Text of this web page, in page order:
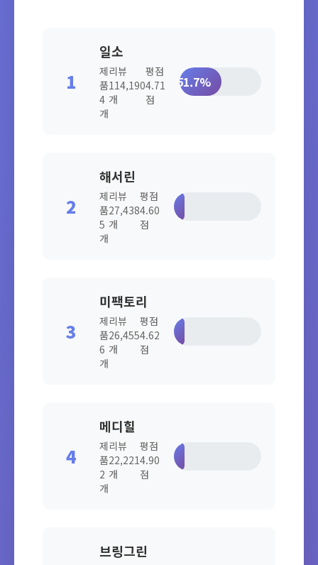
1
일소
제
품
4
개
리뷰
114,190
개
평점
4.71
점
51.7%
2
해서린
제
품
5
개
리뷰
27,438
개
평점
4.60
점
12.4%
3
미팩토리
제
품
6
개
리뷰
26,455
개
평점
4.62
점
12.0%
4
메디힐
제
품
2
개
리뷰
22,221
개
평점
4.90
점
10.1%
브링그린